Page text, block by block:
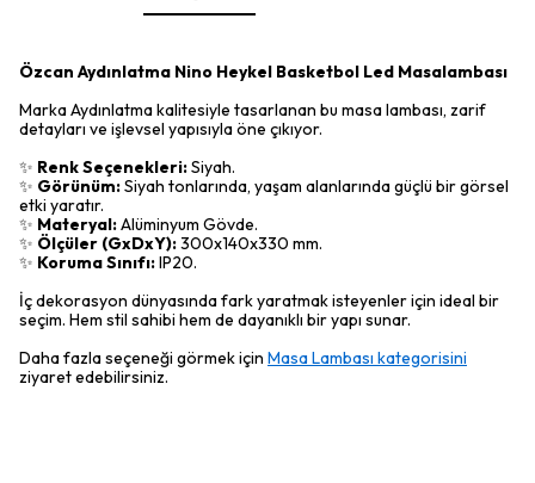
Özcan Aydınlatma Nino Heykel Basketbol Led Masalambası
Marka Aydınlatma kalitesiyle tasarlanan bu masa lambası, zarif
detayları ve işlevsel yapısıyla öne çıkıyor.
✨ Renk Seçenekleri:Siyah.
✨ Görünüm:Siyah tonlarında, yaşam alanlarında güçlü bir görsel
etki yaratır.
✨ Materyal:Alüminyum Gövde.
✨ Ölçüler (GxDxY):300x140x330 mm.
✨ Koruma Sınıfı:IP20.
İç dekorasyon dünyasında fark yaratmak isteyenler için ideal bir
seçim. Hem stil sahibi hem de dayanıklı bir yapı sunar.
Daha fazla seçeneği görmek için Masa Lambası kategorisini
ziyaret edebilirsiniz.